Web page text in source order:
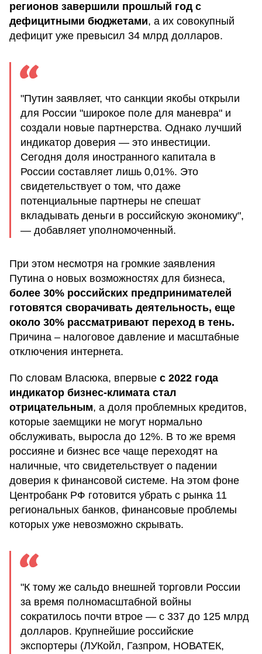
регионов завершили прошлый год с
дефицитными бюджетами, а их совокупный
дефицит уже превысил 34 млрд долларов.
"Путин заявляет, что санкции якобы открыли
для России "широкое поле для маневра" и
создали новые партнерства. Однако лучший
индикатор доверия — это инвестиции.
Сегодня доля иностранного капитала в
России составляет лишь 0,01%. Это
свидетельствует о том, что даже
потенциальные партнеры не спешат
вкладывать деньги в российскую экономику",
— добавляет уполномоченный.
При этом несмотря на громкие заявления
Путина о новых возможностях для бизнеса,
более 30% российских предпринимателей
готовятся сворачивать деятельность, еще
около 30% рассматривают переход в тень.
Причина – налоговое давление и масштабные
отключения интернета.
По словам Власюка, впервые с 2022 года
индикатор бизнес-климата стал
отрицательным, а доля проблемных кредитов,
которые заемщики не могут нормально
обслуживать, выросла до 12%. В то же время
россияне и бизнес все чаще переходят на
наличные, что свидетельствует о падении
доверия к финансовой системе. На этом фоне
Центробанк РФ готовится убрать с рынка 11
региональных банков, финансовые проблемы
которых уже невозможно скрывать.
"К тому же сальдо внешней торговли России
за время полномасштабной войны
сократилось почти втрое — с 337 до 125 млрд
долларов. Крупнейшие российские
экспортеры (ЛУКойл, Газпром, НОВАТЕК,